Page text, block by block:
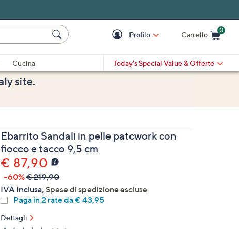
Profilo Carrello
0
Cucina
Today's Special Value & Offerte
Ebarrito Sandali in pelle patcwork con
fiocco e tacco 9,5 cm
€ 87,90
-60%€ 219,90
IVA Inclusa, Spese di spedizione escluse
Paga in 2 rate da € 43,95
Dettagli